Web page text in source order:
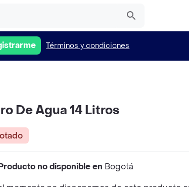
Términos y condiciones
De Agua 14 Litros
no disponible en Bogotá